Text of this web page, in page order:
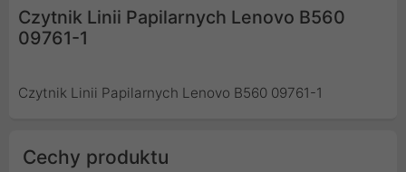
Czytnik Linii Papilarnych Lenovo B560
09761-1
Czytnik Linii Papilarnych Lenovo B560 09761-1
Cechy produktu